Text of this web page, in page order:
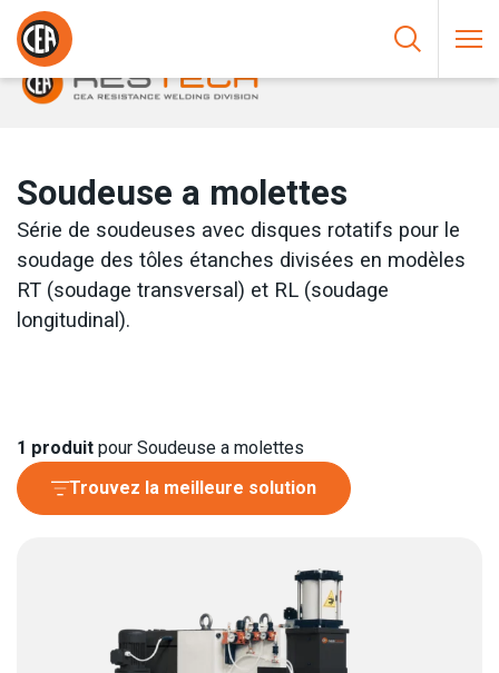
Aller au contenu
HOME/
Soudeuse a molettes
Série de soudeuses avec disques rotatifs pour le
soudage des tôles étanches divisées en modèles
RT (soudage transversal) et RL (soudage
longitudinal).
1 produit pour Soudeuse a molettes
Trouvez la meilleure solution